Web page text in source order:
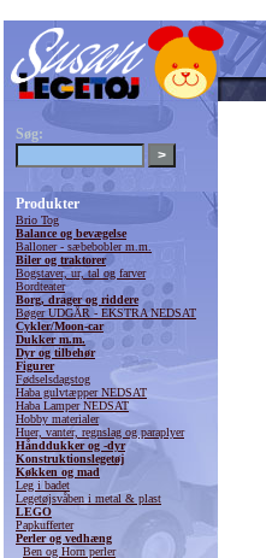
Søg:
Produkter
Brio Tog
Balance og bevægelse
Balloner - sæbebobler m.m.
Biler og traktorer
Bogstaver, ur, tal og farver
Bordteater
Borg, drager og riddere
Bøger UDGÅR - EKSTRA NEDSAT
Cykler/Moon-car
Dukker m.m.
Dyr og tilbehør
Figurer
Fødselsdagstog
Haba gulvtæpper NEDSAT
Haba Lamper NEDSAT
Hobby materialer
Huer, vanter, regnslag og paraplyer
Hånddukker og -dyr
Konstruktionslegetøj
Køkken og mad
Leg i badet
Legetøjsvåben i metal & plast
LEGO
Papkufferter
Perler og vedhæng
Ben og Horn perler